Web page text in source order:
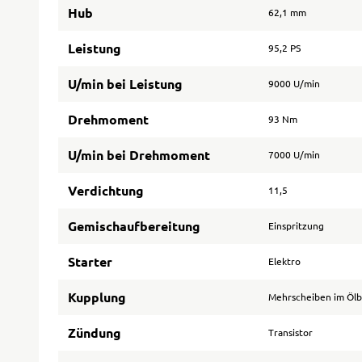
Hub 62,1 mm
Leistung 95,2 PS
U/min bei Leistung 9000 U/min
Drehmoment 93 Nm
U/min bei Drehmoment 7000 U/min
Verdichtung 11,5
Gemischaufbereitung Einspritzung
Starter Elektro
Kupplung Mehrscheiben im
Zündung Transistor